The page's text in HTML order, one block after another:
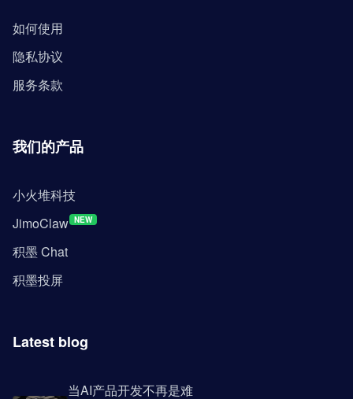
如何使用
隐私协议
服务条款
我们的产品
小火堆科技
JimoClaw NEW
积墨 Chat
积墨投屏
Latest blog
当AI产品开发不再是难